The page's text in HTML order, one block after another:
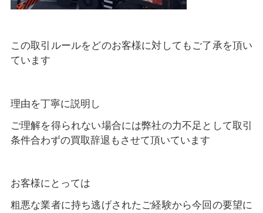
この取引ルールをどのお客様に対してもご了承を頂い
ています
理由を丁寧に説明し
ご理解を得られない場合には弊社の力不足として取引
条件合わずの買取辞退もさせて頂いています
お客様にとっては
粗悪な業者に持ち逃げされたご経験から今回の要望に